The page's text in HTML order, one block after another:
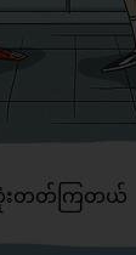
သုံးတတ်ကြတယ်